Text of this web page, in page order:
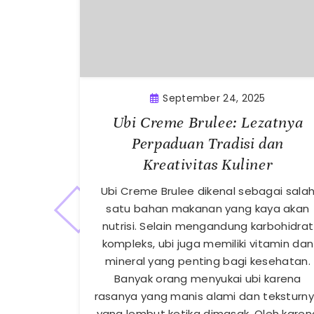
September 24, 2025
Ubi Creme Brulee: Lezatnya
Perpaduan Tradisi dan
Kreativitas Kuliner
Ubi Creme Brulee dikenal sebagai salah
satu bahan makanan yang kaya akan
nutrisi. Selain mengandung karbohidrat
kompleks, ubi juga memiliki vitamin dan
mineral yang penting bagi kesehatan.
Banyak orang menyukai ubi karena
rasanya yang manis alami dan